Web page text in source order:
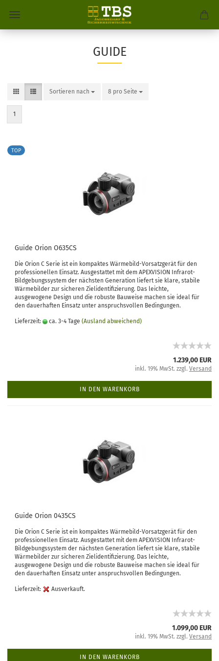
GUIDE
Sortieren nach 8 pro Seite
1
TOP
Guide Orion O635CS
Die Orion C Serie ist ein kompaktes Wärmebild-Vorsatzgerät für den
professionellen Einsatz. Ausgestattet mit dem APEXVISION Infrarot-
Bildgebungssystem der nächsten Generation liefert sie klare, stabile
Wärmebilder zur sicheren Zielidentifizierung. Das leichte,
ausgewogene Design und die robuste Bauweise machen sie ideal für
den dauerhaften Einsatz unter anspruchsvollen Bedingungen.
Lieferzeit: ca. 3-4 Tage (Ausland abweichend)
1.239,00 EUR
inkl. 19% MwSt. zzgl. Versand
IN DEN WARENKORB
Guide Orion 0435CS
Die Orion C Serie ist ein kompaktes Wärmebild-Vorsatzgerät für den
professionellen Einsatz. Ausgestattet mit dem APEXVISION Infrarot-
Bildgebungssystem der nächsten Generation liefert sie klare, stabile
Wärmebilder zur sicheren Zielidentifizierung. Das leichte,
ausgewogene Design und die robuste Bauweise machen sie ideal für
den dauerhaften Einsatz unter anspruchsvollen Bedingungen.
Lieferzeit: Ausverkauft.
1.099,00 EUR
inkl. 19% MwSt. zzgl. Versand
IN DEN WARENKORB